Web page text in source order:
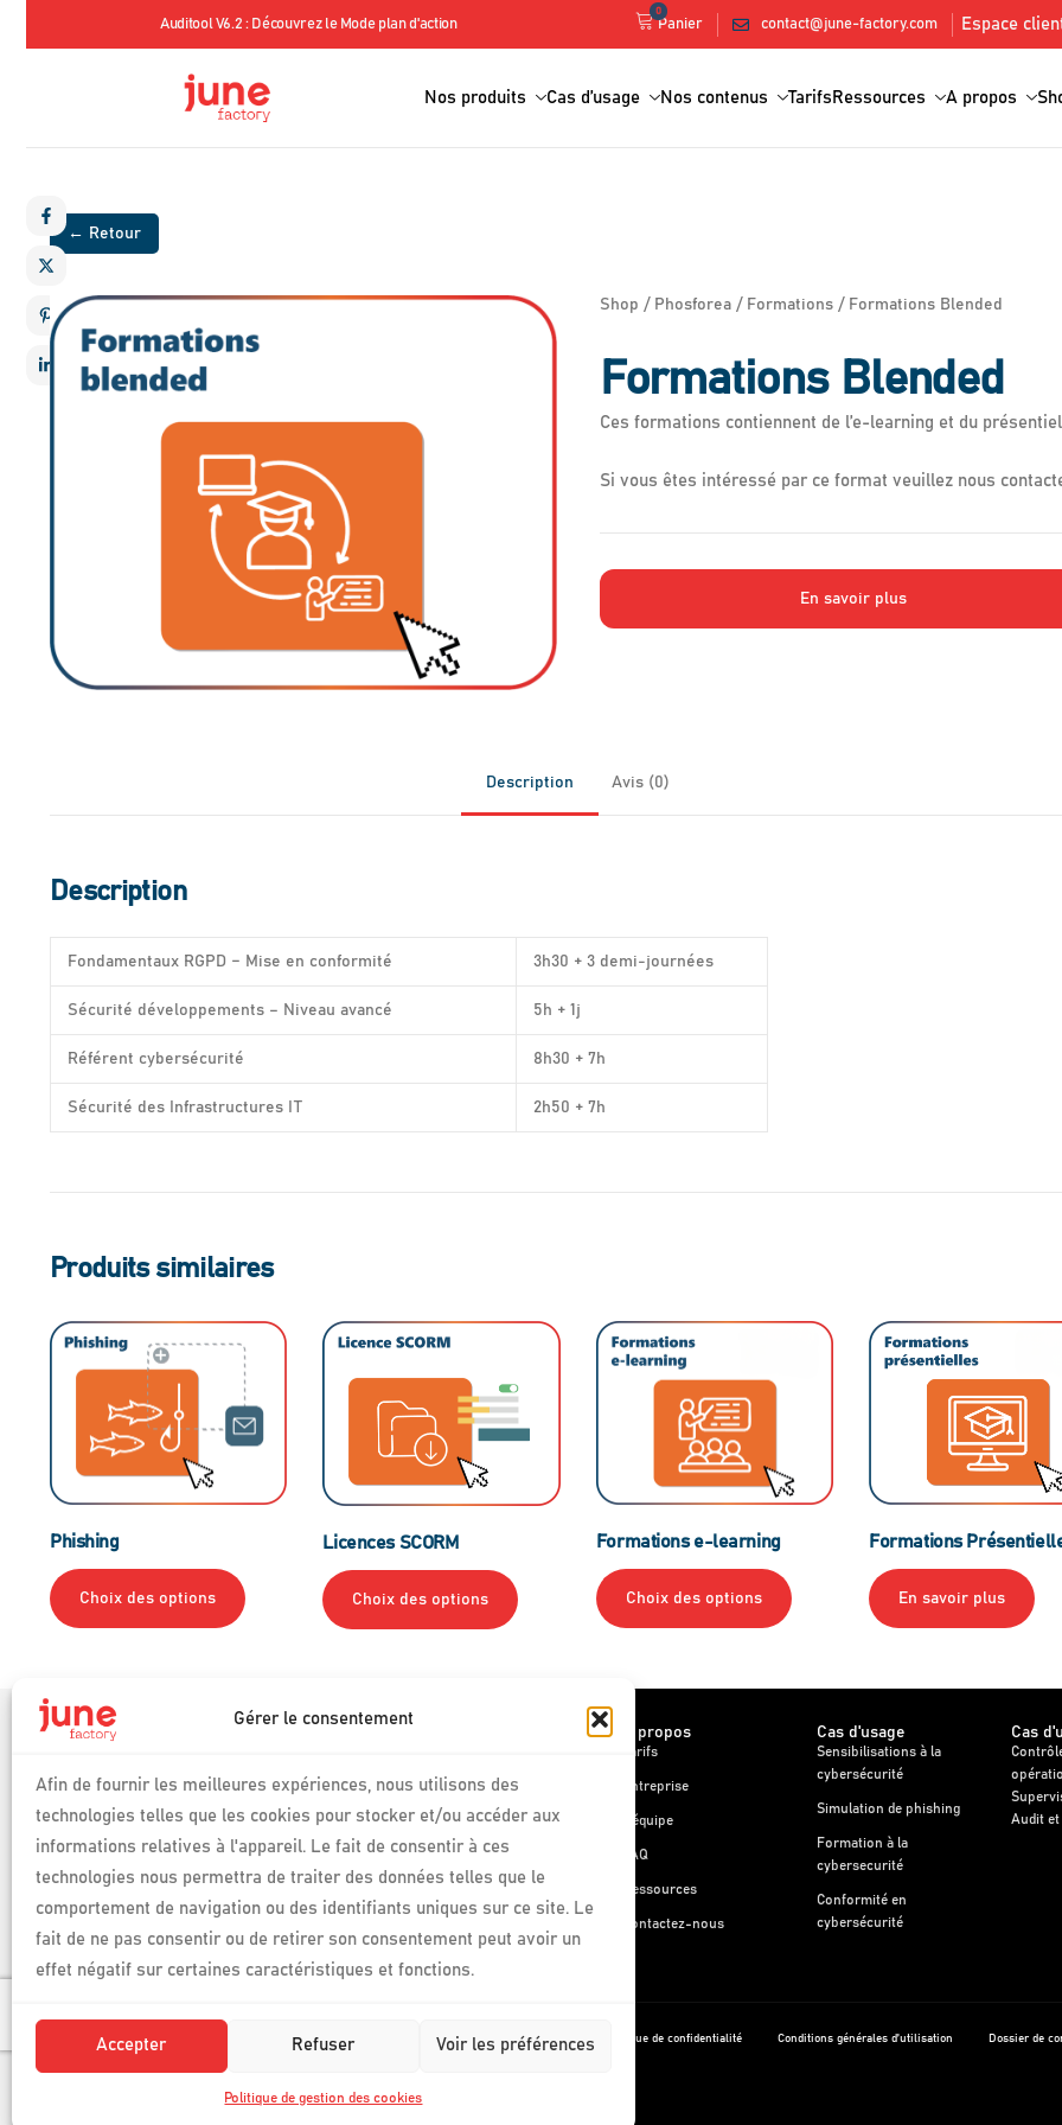
Gérer le consentement
Afin de fournir les meilleures expériences, nous utilisons des
technologies telles que les cookies pour stocker et/ou accéder aux
informations relatives à l'appareil. Le fait de consentir à ces
technologies nous permettra de traiter des données telles que le
comportement de navigation ou des identifiants uniques sur ce site. Le
fait de ne pas consentir ou de retirer son consentement peut avoir un
effet négatif sur certaines caractéristiques et fonctions.
Accepter Refuser Voir les préférences
Politique de gestion des cookies
Auditool V6.2 : Découvrez le Mode plan d'action Panier
0
contact@june-factory.com Espace
Nos produits Cas d’usage Nos contenus Tarifs Ressources A propos
← Retour
Shop / Phosforea/ Formations/ Formations Blended
Formations Blended
Ces formations contiennent de l’e-learning et du
Si vous êtes intéressé par ce format veuillez nous
En savoir plus
Description Avis (0)
Description
Fondamentaux RGPD – Mise en conformité 3h30 + 3 demi-journées
Sécurité développements – Niveau avancé 5h + 1j
Référent cybersécurité 8h30 + 7h
Sécurité des Infrastructures IT 2h50 + 7h
Produits similaires
Phishing
Choix des options
Licences SCORM
Choix des options
Formations e-learning
Choix des options
Formations
En savoir plus
Logiciels de pilotage
des conformités et des
compétences
Phosforea
Connexion espace client
Phosforea
Connexion espace client
Auditool
A propos
Tarifs
Entreprise
L'équipe
FAQ
Ressources
Contactez-nous
Cas d'usage
Sensibilisations à la
cybersécurité
Simulation de phishing
Formation à la
cybersecurité
Conformité en
cybersécurité
Cas
Audit
© June Factory | 2026
Mentions légales June Factory Politique de gestion des cookies Politique de confidentialité Conditions générales d’utilisation Dossier de